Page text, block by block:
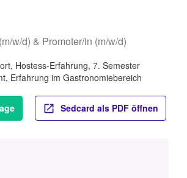
w/d) & Promoter/in (m/w/d)
Hostess-Erfahrung, 7. Semester
Erfahrung im Gastronomiebereich
Sedcard als PDF öffnen